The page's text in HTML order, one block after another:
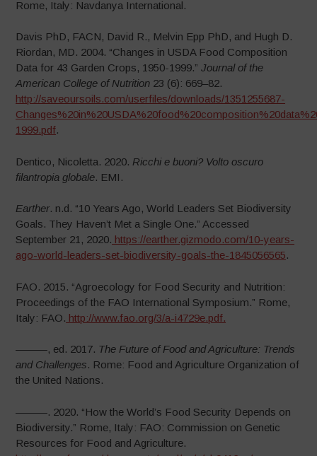
Rome, Italy: Navdanya International.
Davis PhD, FACN, David R., Melvin Epp PhD, and Hugh D.
Riordan, MD. 2004. “Changes in USDA Food Composition
Data for 43 Garden Crops, 1950-1999.”Journal of the
American College of Nutrition 23 (6): 669–82.
http://saveoursoils.com/userfiles/downloads/1351255687-
1999.pdf.
Dentico, Nicoletta. 2020. Ricchi e buoni? Volto oscuro
filantropia globale. EMI.
Earther. n.d. “10 Years Ago, World Leaders Set Biodiversity
Goals. They Haven’t Met a Single One.” Accessed
September 21, 2020. https://earther.gizmodo.com/10-years-
ago-world-leaders-set-biodiversity-goals-the-1845056565.
FAO. 2015. “Agroecology for Food Security and Nutrition:
Proceedings of the FAO International Symposium.” Rome,
Italy: FAO. http://www.fao.org/3/a-i4729e.pdf.
———, ed. 2017. The Future of Food and Agriculture: Trends
and Challenges. Rome: Food and Agriculture Organization of
the United Nations.
———. 2020. “How the World’s Food Security Depends on
Biodiversity.” Rome, Italy: FAO: Commission on Genetic
Resources for Food and Agriculture.